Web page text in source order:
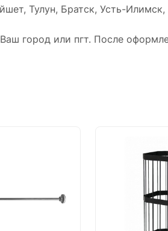
Тулун, Братск, Усть-
город или пгт. После